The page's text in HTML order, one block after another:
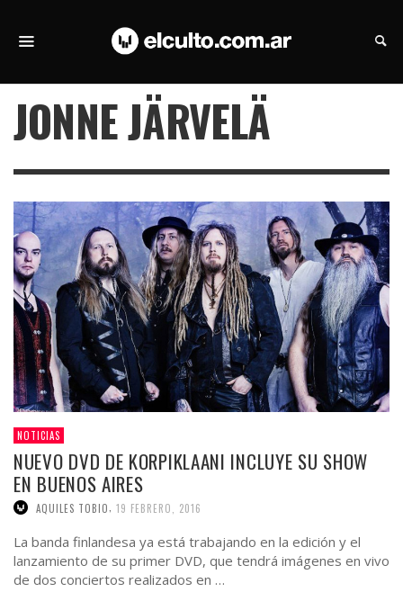
JONNE JÄRVELÄ
NOTICIAS
NUEVO DVD DE KORPIKLAANI INCLUYE SU SHOW
EN BUENOS AIRES
AQUILES TOBIO 19 FEBRERO, 2016
La banda finlandesa ya está trabajando en la edición y el
lanzamiento de su primer DVD, que tendrá imágenes en vivo
de dos conciertos realizados en …